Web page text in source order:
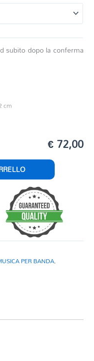
subito dopo la conferma
cm
€ 72,00
PER BANDA,